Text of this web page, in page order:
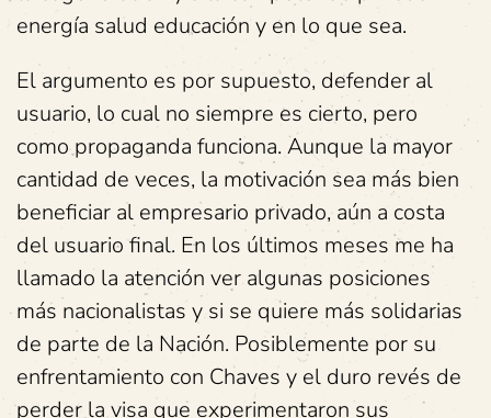
energía salud educación y en lo que sea.
El argumento es por supuesto, defender al
usuario, lo cual no siempre es cierto, pero
como propaganda funciona. Aunque la mayor
cantidad de veces, la motivación sea más bien
beneficiar al empresario privado, aún a costa
del usuario final. En los últimos meses me ha
llamado la atención ver algunas posiciones
más nacionalistas y si se quiere más solidarias
de parte de la Nación. Posiblemente por su
enfrentamiento con Chaves y el duro revés de
perder la visa que experimentaron sus